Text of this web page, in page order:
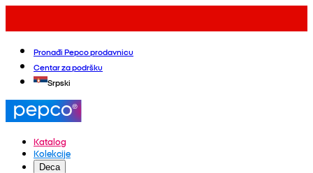
Pronađi Pepco prodavnicu
Centar za podršku
Srpski
Katalog
Kolekcije
Deca